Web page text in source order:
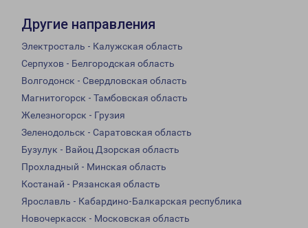
Другие направления
Электросталь - Калужская область
Серпухов - Белгородская область
Волгодонск - Свердловская область
Магнитогорск - Тамбовская область
Железногорск - Грузия
Зеленодольск - Саратовская область
Бузулук - Вайоц Дзорская область
Прохладный - Минская область
Костанай - Рязанская область
Ярославль - Кабардино-Балкарская республика
Новочеркасск - Московская область